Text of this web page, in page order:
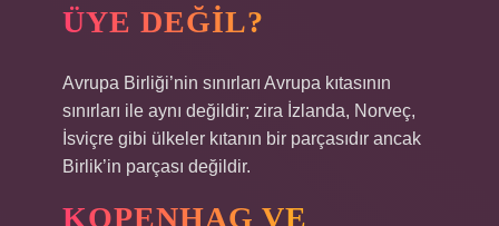
ÜYE DEĞIL?
Avrupa Birliği’nin sınırları Avrupa kıtasının
sınırları ile aynı değildir; zira İzlanda, Norveç,
İsviçre gibi ülkeler kıtanın bir parçasıdır ancak
Birlik’in parçası değildir.
KOPENHAG VE